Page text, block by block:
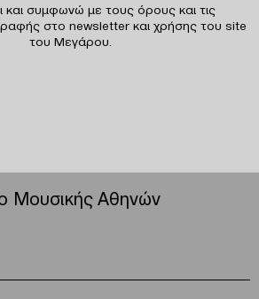
και συμφωνώ με τους όρους και τις
στο newsletter και χρήσης του site
του Μεγάρου.
Μουσικής Αθηνών